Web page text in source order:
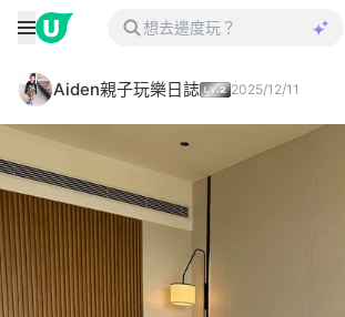
Aiden親子玩樂日誌 2025/12/11